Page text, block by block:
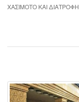
ΧΑΣΙΜΟΤΟ ΚΑΙ ΔΙΑΤΡΟΦΉ